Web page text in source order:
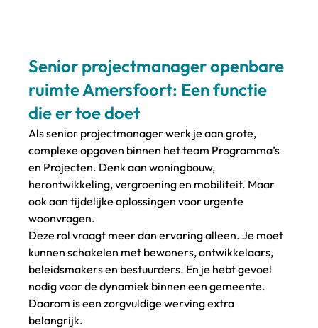
Senior projectmanager openbare
ruimte Amersfoort: Een functie
die er toe doet
Als senior projectmanager werk je aan grote,
complexe opgaven binnen het team Programma’s
en Projecten. Denk aan woningbouw,
herontwikkeling, vergroening en mobiliteit. Maar
ook aan tijdelijke oplossingen voor urgente
woonvragen.
Deze rol vraagt meer dan ervaring alleen. Je moet
kunnen schakelen met bewoners, ontwikkelaars,
beleidsmakers en bestuurders. En je hebt gevoel
nodig voor de dynamiek binnen een gemeente.
Daarom is een zorgvuldige werving extra
belangrijk.